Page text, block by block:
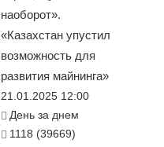
наоборот».
«Казахстан упустил
возможность для
развития майнинга»
21.01.2025 12:00
День за днем
1118 (39669)